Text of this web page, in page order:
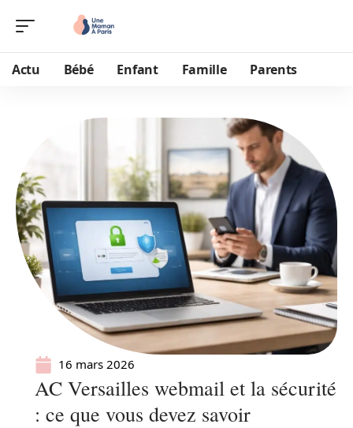
Actu Bébé Enfant Famille Parents
16 mars 2026
AC Versailles webmail et la sécurité
: ce que vous devez savoir